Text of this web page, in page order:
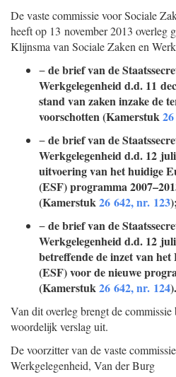
De vaste commissie voor Sociale
heeft op 13 november 2013 overleg
Klijnsma van Sociale Zaken en
−de brief van de
Werkgelegenheid d.d. 11
stand van zaken inzake de
voorschotten (Kamerstuk
−de brief van de
Werkgelegenheid d.d. 12
uitvoering van het huidige
(ESF) programma
(Kamerstuk26 642, nr. 123
−de brief van de
Werkgelegenheid d.d. 12
betreffende de inzet van het
(ESF) voor de nieuwe
(Kamerstuk26 642, nr. 124).
Van dit overleg brengt de commissie
woordelijk verslag uit.
De voorzitter van de vaste
Werkgelegenheid, Van der Burg